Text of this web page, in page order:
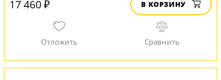
17 460 ₽ В КОРЗИНУ